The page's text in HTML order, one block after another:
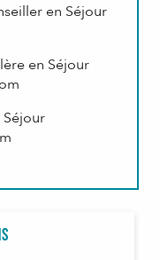
en Séjour
en Séjour